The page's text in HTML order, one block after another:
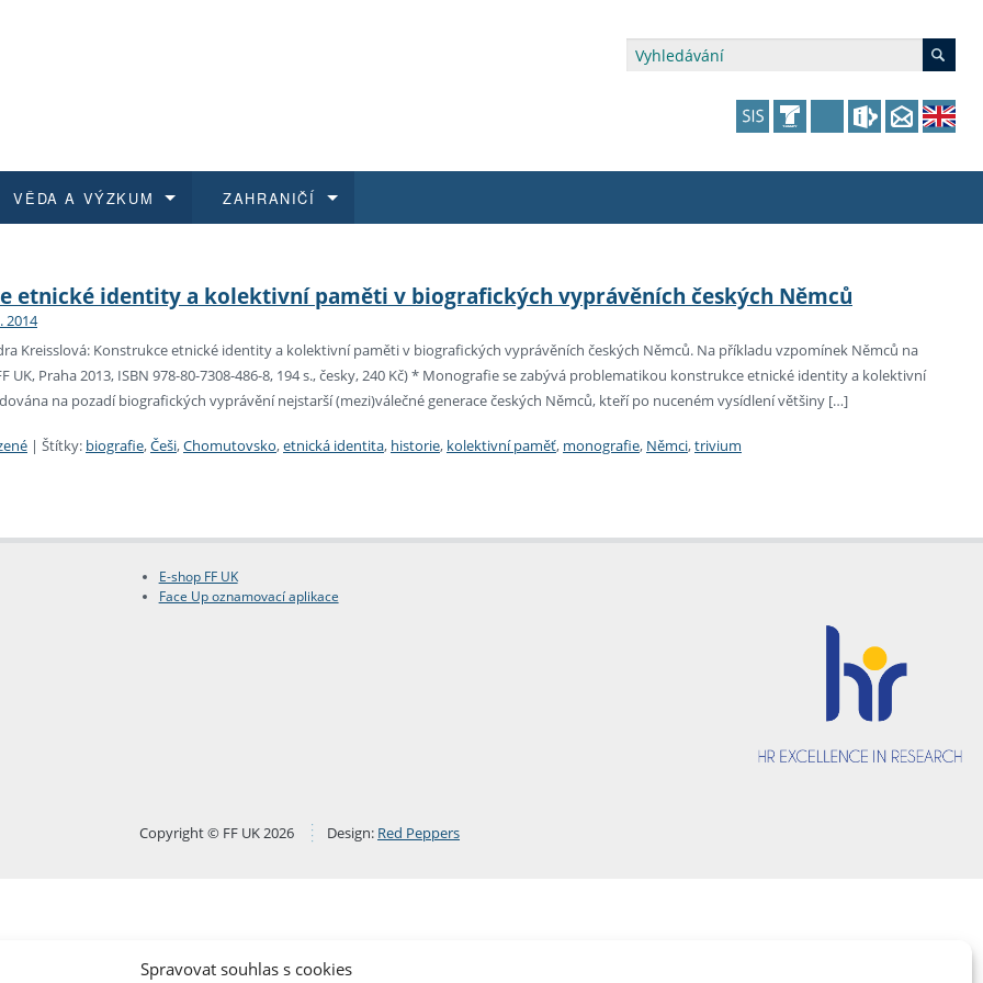
Spravovat souhlas s cookies
dokumenty
pro zaměstnance E-shop fakulty
a jak se přihlásit
programy
průběhu přijímacího řízení Univerzita třetího věku
magisterské studium
Podpora a benefity pro studující
VĚDA A VÝZKUM
na FF UK
kvalifikace
Publikace
ZAHRANIČÍ
a výběrová řízení
East and Central European Studies
etnické identity a kolektivní paměti v biografických vyprávěních českých Němců
2014
Kreisslová: Konstrukce etnické identity a kolektivní paměti v biografických vyprávěních českých Němců. Na příkladu vzpomínek Němců na
UK, Praha 2013, ISBN 978-80-7308-486-8, 194 s., česky, 240 Kč) * Monografie se zabývá problematikou konstrukce etnické identity a kolektivní
na pozadí biografických vyprávění nejstarší (mezi)válečné generace českých Němců, kteří po nuceném vysídlení většiny […]
| Štítky: biografie,Češi,Chomutovsko,etnická identita, historie, kolektivní paměť, monografie, Němci,trivium
E-shop FF UK
Face Up oznamovací aplikace
Copyright © FF UK 2026 Design: Red Peppers